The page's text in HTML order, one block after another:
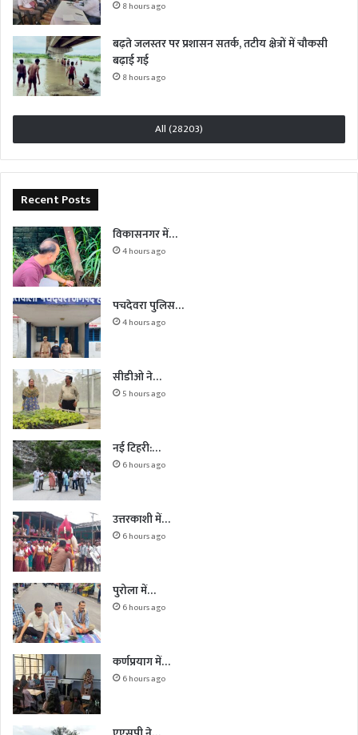
8 hours ago
बढ़ते जलस्तर पर प्रशासन सतर्क, तटीय क्षेत्रों में चौकसी
बढ़ाई गई
8 hours ago
All (28203)
Recent Posts
विकासनगर में…
4 hours ago
पचदेवरा पुलिस…
4 hours ago
सीडीओ ने…
5 hours ago
नई टिहरी:…
6 hours ago
उत्तरकाशी में…
6 hours ago
पुरोला में…
6 hours ago
कर्णप्रयाग में…
6 hours ago